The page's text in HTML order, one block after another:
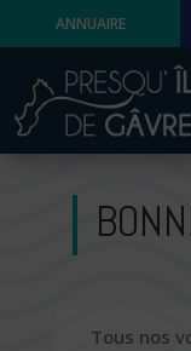
ANNUAIRE
Tous nos